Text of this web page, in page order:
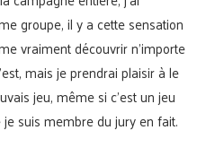
groupe, il y a cette sensation
vraiment découvrir n’importe
mais je prendrai plaisir à le
jeu, même si c’est un jeu
je suis membre du jury en fait.